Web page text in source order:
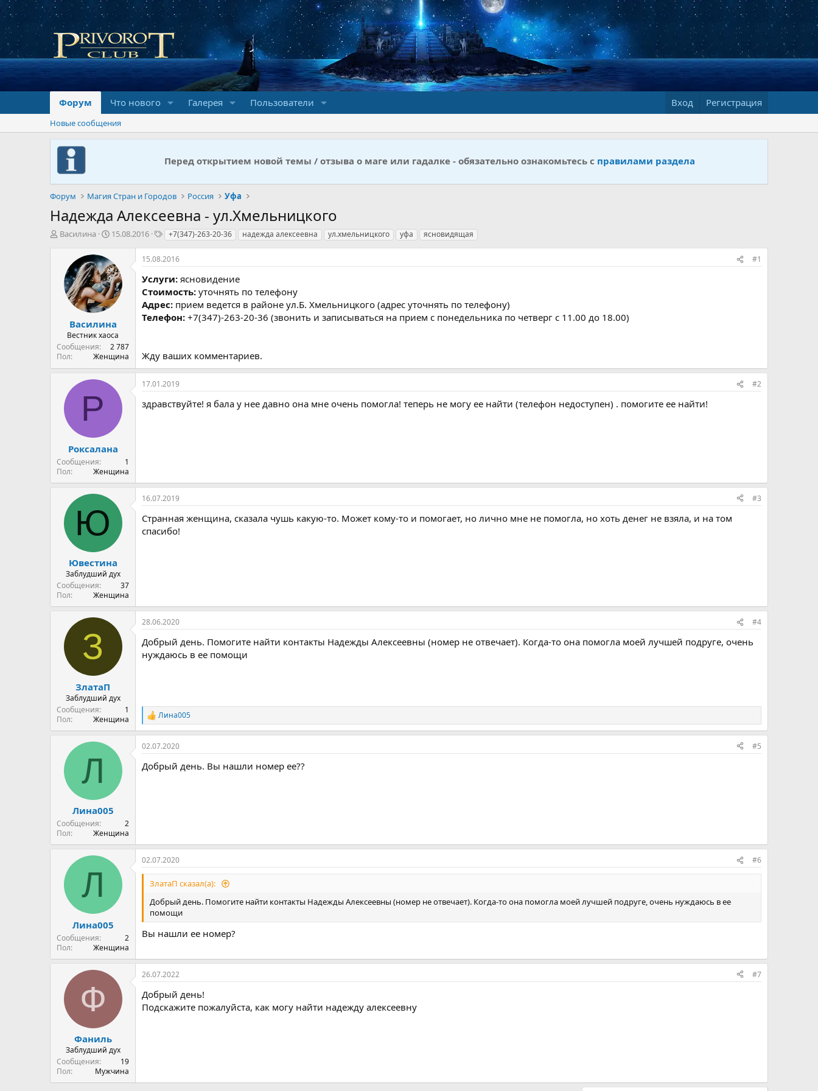
Форум Что нового Галерея Пользователи Вход Регистрация
Новые сообщения
Перед открытием новой темы / отзыва о маге или гадалке - обязательно ознакомьтесь с правилами раздела
Форум Магия Стран и Городов Россия Уфа
Надежда Алексеевна - ул.Хмельницкого
А
Василина
Д
а
н
а
ч
а
л
а
15.08.2016
Т
г
и
+7(347)-263-20-36 надежда алексеевна ул.хмельницкого уфа ясновидящая
Василина
Вестник хаоса
Сообщения
2 787
Пол
Женщина
15.08.2016 #1
Услуги: ясновидение
Стоимость: уточнять по телефону
Адрес: прием ведется в районе ул.Б. Хмельницкого (адрес уточнять по телефону)
Телефон: +7(347)-263-20-36 (звонить и записываться на прием с понедельника по четверг с 11.00 до 18.00)
Жду ваших комментариев.
Р
Роксалана
Сообщения
1
Пол
Женщина
17.01.2019 #2
здравствуйте! я бала у нее давно она мне очень помогла! теперь не могу ее найти (телефон недоступен) . помогите ее найти!
Ю
Ювестина
Заблудший дух
Сообщения
37
Пол
Женщина
16.07.2019 #3
Странная женщина, сказала чушь какую-то. Может кому-то и помогает, но лично мне не помогла, но хоть денег не взяла, и на том
спасибо!
З
ЗлатаП
Заблудший дух
Сообщения
1
Пол
Женщина
28.06.2020 #4
Добрый день. Помогите найти контакты Надежды Алексеевны (номер не отвечает). Когда-то она помогла моей лучшей подруге, очень
нуждаюсь в ее помощи
Р
е
а
к
и
Лина005
Л
Лина005
Сообщения
2
Пол
Женщина
02.07.2020 #5
Добрый день. Вы нашли номер ее??
Л
Лина005
Сообщения
2
Пол
Женщина
02.07.2020 #6
ЗлатаП сказал(а):
Добрый день. Помогите найти контакты Надежды Алексеевны (номер не отвечает). Когда-то она помогла моей лучшей подруге, очень нуждаюсь в ее
помощи
Вы нашли ее номер?
Ф
Фаниль
Заблудший дух
Сообщения
19
Пол
Мужчина
26.07.2022 #7
Добрый день!
Подскажите пожалуйста, как могу найти надежду алексеевну